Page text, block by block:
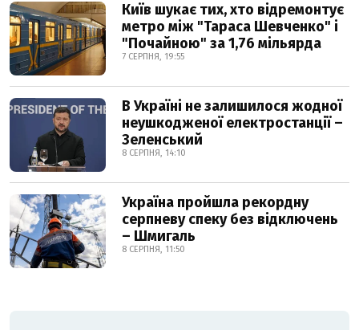
Київ шукає тих, хто відремонтує
метро між "Тараса Шевченко" і
"Почайною" за 1,76 мільярда
7 СЕРПНЯ, 19:55
В Україні не залишилося жодної
неушкодженої електростанції –
Зеленський
8 СЕРПНЯ, 14:10
Україна пройшла рекордну
серпневу спеку без відключень
– Шмигаль
8 СЕРПНЯ, 11:50